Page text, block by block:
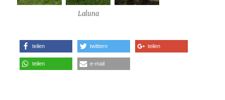
Laluna
teilen twittern teilen
teilen e-mail